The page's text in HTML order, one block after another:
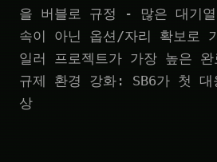
을 버블로 규정 - 많은 대기
속이 아닌 옵션/자리 확보로
일러 프로젝트가 가장 높은
규제 환경 강화: SB6가 첫
상